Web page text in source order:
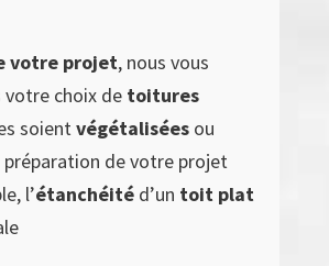
votre projet, nous vous
votre choix de toitures
soient végétaliséesou
préparation de votre projet
l’étanchéitéd’un toit plat